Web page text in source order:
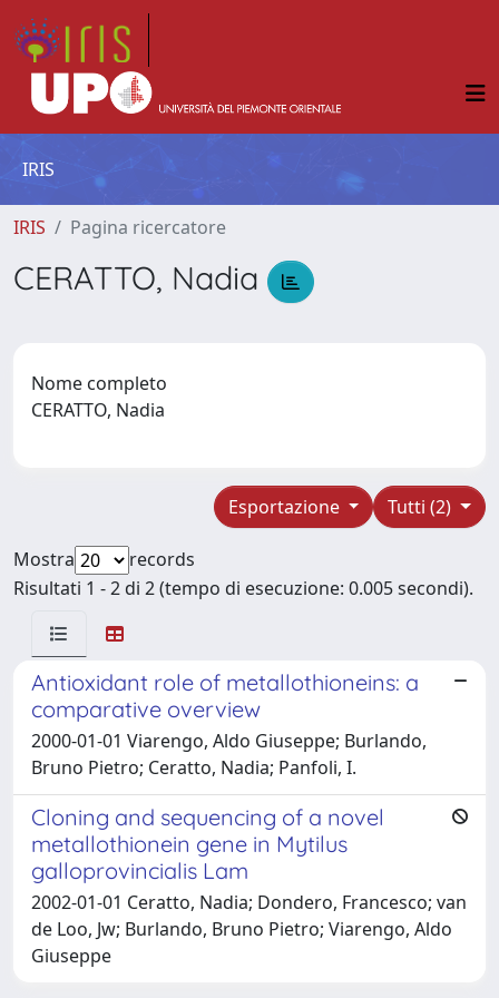
IRIS
IRIS Pagina ricercatore
CERATTO, Nadia
Nome completo
CERATTO, Nadia
Tutti (2)
Esportazione
Mostra
records
Risultati 1 - 2 di 2 (tempo di esecuzione: 0.005 secondi).
Antioxidant role of metallothioneins: a
comparative overview
2000-01-01 Viarengo, Aldo Giuseppe; Burlando,
Bruno Pietro; Ceratto, Nadia; Panfoli, I.
Cloning and sequencing of a novel
metallothionein gene in Mytilus
galloprovincialis Lam
2002-01-01 Ceratto, Nadia; Dondero, Francesco; van
de Loo, Jw; Burlando, Bruno Pietro; Viarengo, Aldo
Giuseppe